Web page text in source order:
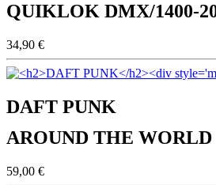
QUIKLOK DMX/1400-20
34,90 €
DAFT PUNK
AROUND THE WORLD
59,00 €